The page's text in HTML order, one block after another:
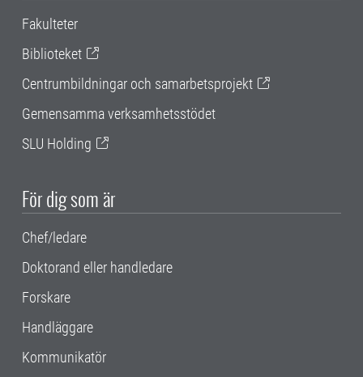
Fakulteter
Biblioteket
Centrumbildningar och samarbetsprojekt
Gemensamma verksamhetsstödet
SLU Holding
För dig som är
Chef/ledare
Doktorand eller handledare
Forskare
Handläggare
Kommunikatör